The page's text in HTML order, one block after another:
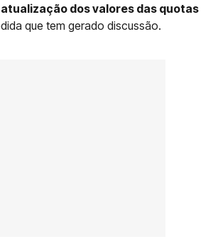
dos valores das quotas
que tem gerado discussão.